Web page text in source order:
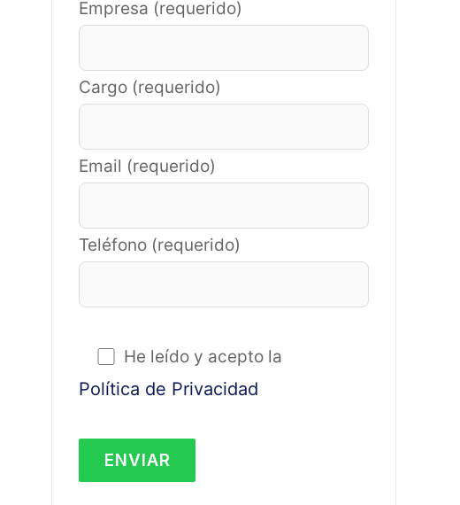
Empresa (requerido)
Cargo (requerido)
Email (requerido)
Teléfono (requerido)
He leído y acepto la
Política de Privacidad